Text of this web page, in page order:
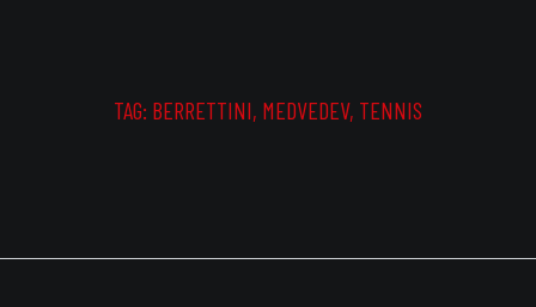
TAG: BERRETTINI, MEDVEDEV, TENNIS